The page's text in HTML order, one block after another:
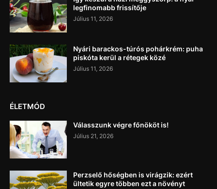
legfinomabb frissítője
Július 11, 2026
Nyári barackos-túrós pohárkrém: puha
piskóta kerül a rétegek közé
Július 11, 2026
ÉLETMÓD
Válasszunk végre főnököt is!
Július 21, 2026
Perzselő hőségben is virágzik: ezért
ültetik egyre többen ezt a növényt